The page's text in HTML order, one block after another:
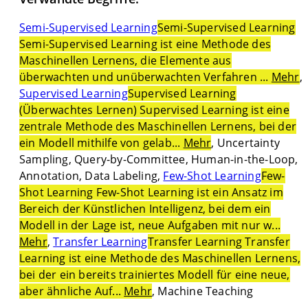
Semi-Supervised LearningSemi-Supervised Learning
Semi-Supervised Learning ist eine Methode des
Maschinellen Lernens, die Elemente aus
überwachten und unüberwachten Verfahren ... Mehr,
Supervised LearningSupervised Learning
(Überwachtes Lernen) Supervised Learning ist eine
zentrale Methode des Maschinellen Lernens, bei der
ein Modell mithilfe von gelab... Mehr, Uncertainty
Sampling, Query-by-Committee, Human-in-the-Loop,
Annotation, Data Labeling, Few-Shot LearningFew-
Shot Learning Few-Shot Learning ist ein Ansatz im
Bereich der Künstlichen Intelligenz, bei dem ein
Modell in der Lage ist, neue Aufgaben mit nur w...
Mehr,Transfer LearningTransfer Learning Transfer
Learning ist eine Methode des Maschinellen Lernens,
bei der ein bereits trainiertes Modell für eine neue,
aber ähnliche Auf... Mehr, Machine Teaching